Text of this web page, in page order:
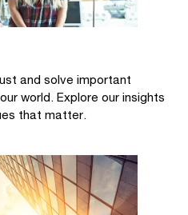
and solve important
world. Explore our insights
that matter.